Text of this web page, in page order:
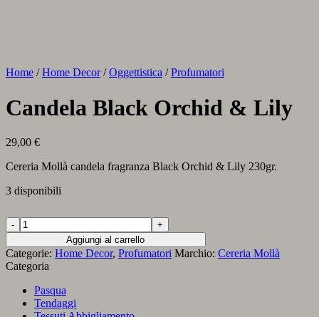
Home / Home Decor / Oggettistica / Profumatori
Candela Black Orchid & Lily
29,00 €
Cereria Mollà candela fragranza Black Orchid & Lily 230gr.
3 disponibili
Candela
Black
Orchid
&
Lily
quantità
Aggiungi al carrello
Categorie: Home Decor, Profumatori Marchio: Cereria Mollà
Categoria
Pasqua
Tendaggi